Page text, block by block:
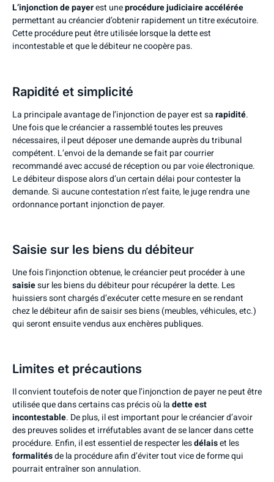
L’injonction de payerest uneprocédure judiciaire accélérée
permettant au créancier d’obtenir rapidement un titre exécutoire.
Cette procédure peut être utilisée lorsque la dette est
incontestable et que le débiteur ne coopère pas.
Rapidité et simplicité
La principale avantage de l’injonction de payer est sarapidité.
Une fois que le créancier a rassemblé toutes les preuves
nécessaires, il peut déposer une demande auprès du tribunal
compétent. L’envoi de la demande se fait par courrier
recommandé avec accusé de réception ou par voie électronique.
Le débiteur dispose alors d’un certain délai pour contester la
demande. Si aucune contestation n’est faite, le juge rendra une
ordonnance portant injonction de payer.
Saisie sur les biens du débiteur
Une fois l’injonction obtenue, le créancier peut procéder à une
saisiesur les biens du débiteur pour récupérer la dette. Les
huissiers sont chargés d’exécuter cette mesure en se rendant
chez le débiteur afin de saisir ses biens (meubles, véhicules, etc.)
qui seront ensuite vendus aux enchères publiques.
Limites et précautions
Il convient toutefois de noter que l’injonction de payer ne peut être
utilisée que dans certains cas précis où ladette est
incontestable. De plus, il est important pour le créancier d’avoir
des preuves solides et irréfutables avant de se lancer dans cette
procédure. Enfin, il est essentiel de respecter lesdélaiset les
formalitésde la procédure afin d’éviter tout vice de forme qui
pourrait entraîner son annulation.